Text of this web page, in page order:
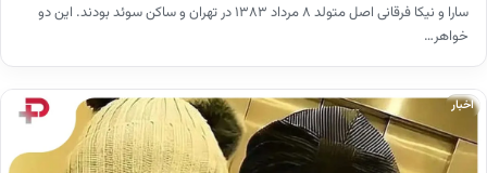
سارا و نیکا فرقانی اصل متولد ۸ مرداد ۱۳۸۳ در تهران و ساکن سوئد بودند. این دو
خواهر…
اخبار